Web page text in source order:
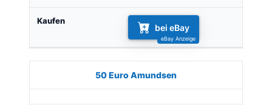
bei eBay
50 Euro Amundsen